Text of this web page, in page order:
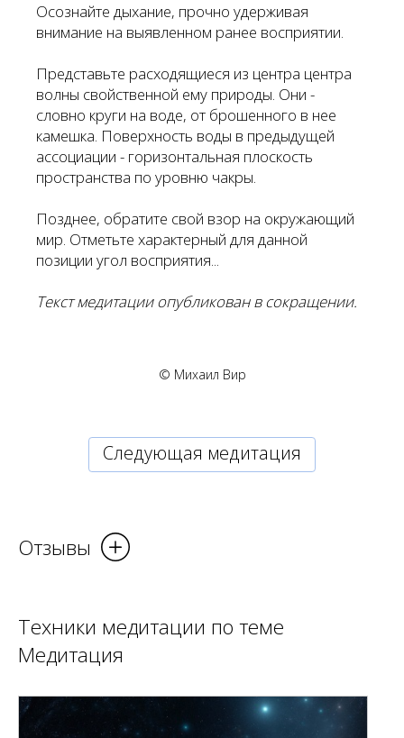
Осознайте дыхание, прочно удерживая
внимание на выявленном ранее восприятии.
Представьте расходящиеся из центра центра
волны свойственной ему природы. Они -
словно круги на воде, от брошенного в нее
камешка. Поверхность воды в предыдущей
ассоциации - горизонтальная плоскость
пространства по уровню чакры.
Позднее, обратите свой взор на окружающий
мир. Отметьте характерный для данной
позиции угол восприятия...
Текст медитации опубликован в сокращении.
© Михаил Вир
Cледующая медитация
Отзывы
Техники медитации по теме
Медитация